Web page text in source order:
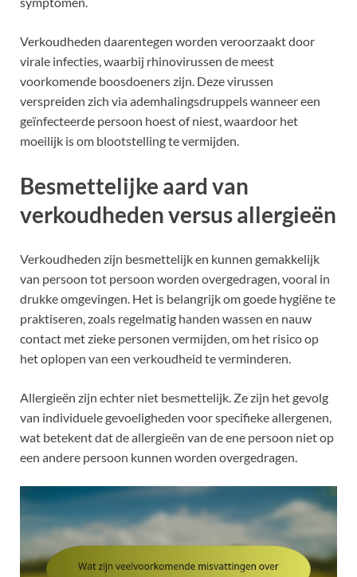
Verkoudheden daarentegen worden veroorzaakt door
virale infecties, waarbij rhinovirussen de meest
voorkomende boosdoeners zijn. Deze virussen
verspreiden zich via ademhalingsdruppels wanneer een
geïnfecteerde persoon hoest of niest, waardoor het
moeilijk is om blootstelling te vermijden.
Besmettelijke aard van
verkoudheden versus allergieën
Verkoudheden zijn besmettelijk en kunnen gemakkelijk
van persoon tot persoon worden overgedragen, vooral in
drukke omgevingen. Het is belangrijk om goede hygiëne te
praktiseren, zoals regelmatig handen wassen en nauw
contact met zieke personen vermijden, om het risico op
het oplopen van een verkoudheid te verminderen.
Allergieën zijn echter niet besmettelijk. Ze zijn het gevolg
van individuele gevoeligheden voor specifieke allergenen,
wat betekent dat de allergieën van de ene persoon niet op
een andere persoon kunnen worden overgedragen.